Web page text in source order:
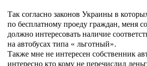
Так согласно законов Украины в
по бесплатному проеду граждан, меня
должно интересовать наличие
на автобусах типа « льготный».
Также мне не интересен собственник
интересно кто кому не перечислил